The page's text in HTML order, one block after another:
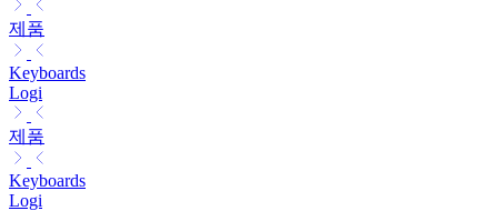
제품
Keyboards
Logi
제품
Keyboards
Logi